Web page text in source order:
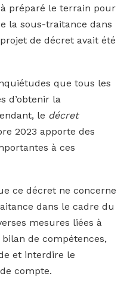
préparé le terrain pour
la sous-traitance dans
de décret avait été
que tous les
d’obtenir la
le décret
2023 apporte des
à ces
ce décret ne concerne
dans le cadre du
mesures liées à
de compétences,
et interdire le
compte.